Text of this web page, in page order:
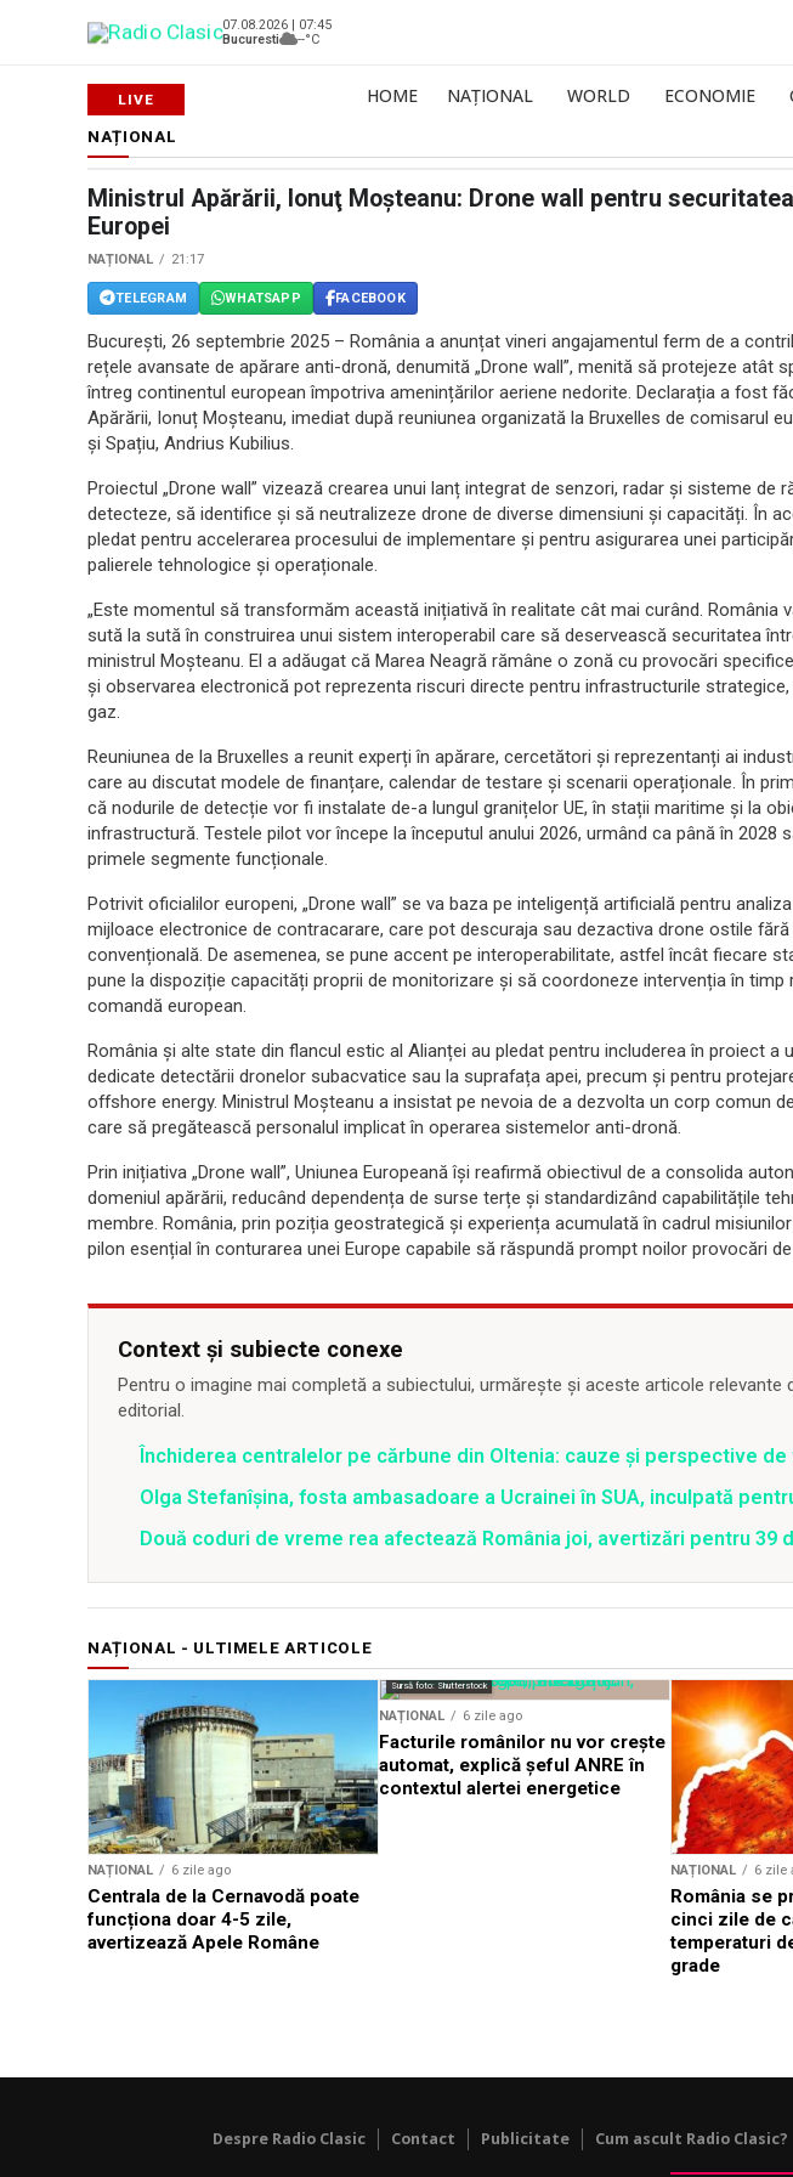
07.08.2026 | 07:45
Bucuresti
--°C
HOME NAȚIONAL WORLD ECONOMIE
NAȚIONAL
Ministrul Apărării, Ionuţ Moşteanu: Drone wall pentru
Europei
NAȚIONAL 21:17
TELEGRAM WHATSAPP FACEBOOK
București, 26 septembrie 2025 – România a anunțat vineri angajamentul ferm de a
rețele avansate de apărare anti-dronă, denumită „Drone wall”, menită să protejeze atât
întreg continentul european împotriva amenințărilor aeriene nedorite. Declarația a fost
Apărării, Ionuț Moşteanu, imediat după reuniunea organizată la Bruxelles de comisarul
și Spațiu, Andrius Kubilius.
Proiectul „Drone wall” vizează crearea unui lanț integrat de senzori, radar și sisteme de
detecteze, să identifice și să neutralizeze drone de diverse dimensiuni și capacități. În
pledat pentru accelerarea procesului de implementare și pentru asigurarea unei
palierele tehnologice și operaționale.
„Este momentul să transformăm această inițiativă în realitate cât mai curând. România
sută la sută în construirea unui sistem interoperabil care să deservească securitatea
ministrul Moşteanu. El a adăugat că Marea Neagră rămâne o zonă cu provocări
și observarea electronică pot reprezenta riscuri directe pentru infrastructurile
gaz.
Reuniunea de la Bruxelles a reunit experți în apărare, cercetători și reprezentanți ai
care au discutat modele de finanțare, calendar de testare și scenarii operaționale. În
că nodurile de detecție vor fi instalate de-a lungul granițelor UE, în stații maritime și la
infrastructură. Testele pilot vor începe la începutul anului 2026, urmând ca până în 2028
primele segmente funcționale.
Potrivit oficialilor europeni, „Drone wall” se va baza pe inteligență artificială pentru
mijloace electronice de contracarare, care pot descuraja sau dezactiva drone ostile
convențională. De asemenea, se pune accent pe interoperabilitate, astfel încât fiecare
pune la dispoziție capacități proprii de monitorizare și să coordoneze intervenția în timp
comandă european.
România și alte state din flancul estic al Alianței au pledat pentru includerea în proiect a
dedicate detectării dronelor subacvatice sau la suprafața apei, precum și pentru
offshore energy. Ministrul Moşteanu a insistat pe nevoia de a dezvolta un corp comun
care să pregătească personalul implicat în operarea sistemelor anti-dronă.
Prin inițiativa „Drone wall”, Uniunea Europeană își reafirmă obiectivul de a consolida
domeniul apărării, reducând dependența de surse terțe și standardizând capabilitățile
membre. România, prin poziția geostrategică și experiența acumulată în cadrul
pilon esențial în conturarea unei Europe capabile să răspundă prompt noilor provocări
Context și subiecte conexe
Pentru o imagine mai completă a subiectului, urmărește și aceste articole relevante
editorial.
Închiderea centralelor pe cărbune din Oltenia: cauze și perspective
Olga Stefanîşina, fosta ambasadoare a Ucrainei în SUA, inculpată
Două coduri de vreme rea afectează România joi, avertizări pentru 39
NAȚIONAL - ULTIMELE ARTICOLE
NAȚIONAL 6 zile ago
Centrala de la Cernavodă poate
funcționa doar 4-5 zile,
avertizează Apele Române
Sursă foto: Shutterstock
NAȚIONAL 6 zile ago
Facturile românilor nu vor crește
automat, explică șeful ANRE în
contextul alertei energetice
NAȚIONAL 6 zile
România se
cinci zile de
temperaturi
grade
Despre Radio Clasic Contact Publicitate Cum ascult Radio Clasic?